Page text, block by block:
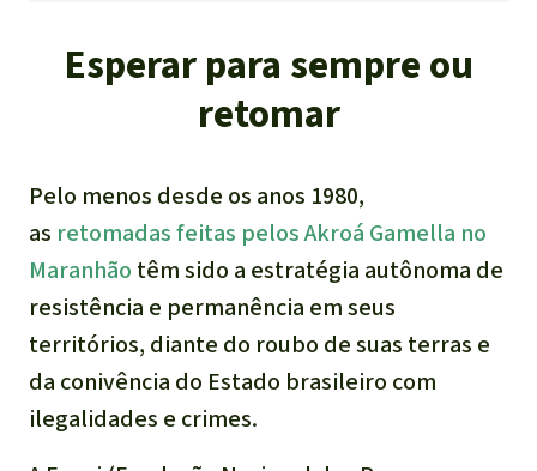
Esperar para sempre ou
retomar
Pelo menos desde os anos 1980,
as retomadas feitas pelos Akroá Gamella no
Maranhão têm sido a estratégia autônoma de
resistência e permanência em seus
territórios, diante do roubo de suas terras e
da conivência do Estado brasileiro com
ilegalidades e crimes.